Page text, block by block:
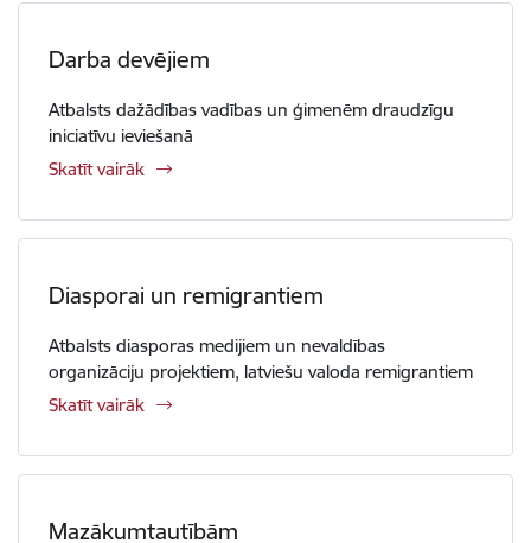
Darba devējiem
Atbalsts dažādības vadības un ģimenēm draudzīgu
iniciatīvu ieviešanā
Skatīt vairāk
Diasporai un remigrantiem
Atbalsts diasporas medijiem un nevaldības
organizāciju projektiem, latviešu valoda remigrantiem
Skatīt vairāk
Mazākumtautībām